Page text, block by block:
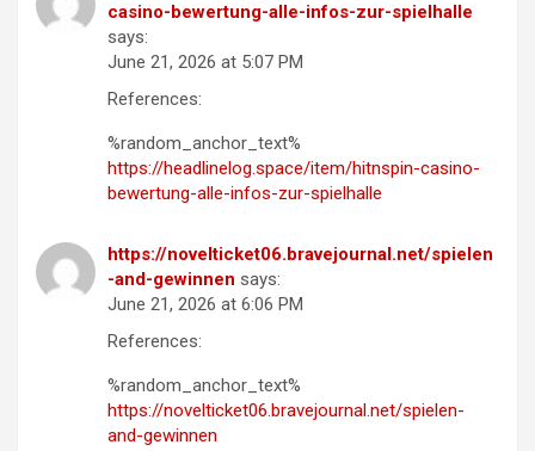
casino-bewertung-alle-infos-zur-spielhalle
says:
June 21, 2026 at 5:07 PM
References:
%random_anchor_text%
https://headlinelog.space/item/hitnspin-casino-
bewertung-alle-infos-zur-spielhalle
https://novelticket06.bravejournal.net/spielen
-and-gewinnen says:
June 21, 2026 at 6:06 PM
References:
%random_anchor_text%
https://novelticket06.bravejournal.net/spielen-
and-gewinnen